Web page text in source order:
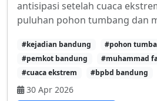
antisipasi setelah cuaca
puluhan pohon tumbang dan
#kejadian bandung
#pohon
#pemkot bandung
#muhammad
#cuaca ekstrem
#bpbd bandung
30 Apr 2026